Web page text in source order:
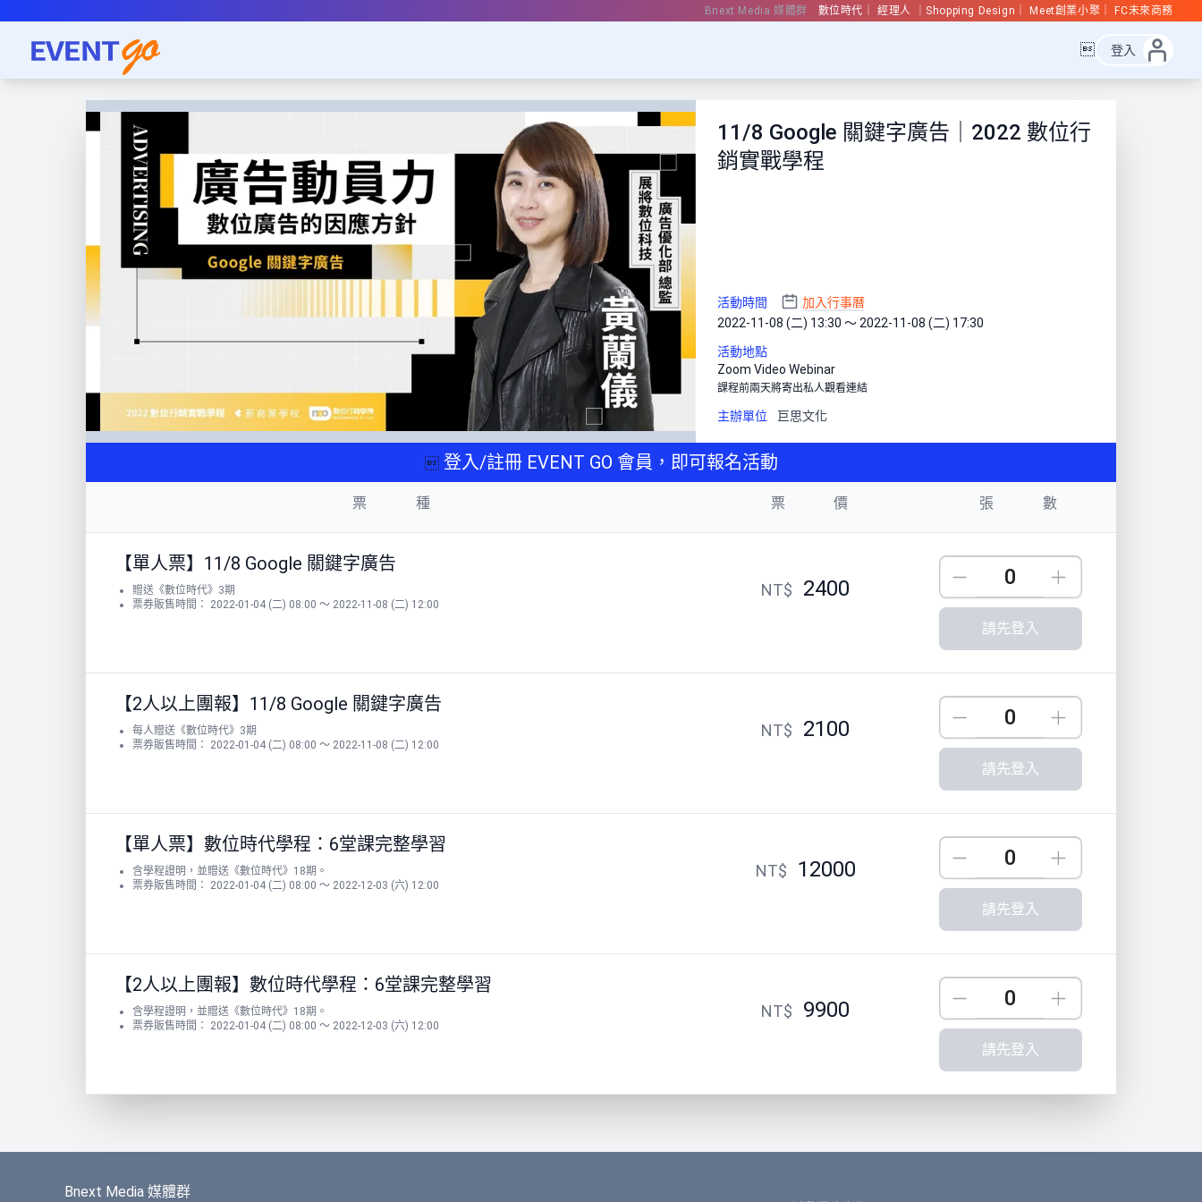
Bnext Media 媒體群 數位時代 經理人 Shopping Design Meet創業小聚 FC未來商務
 登入
11/8 Google 關鍵字廣告｜2022 數位行
銷實戰學程
活動時間
加入行事曆
2022-11-08 (二) 13:30 ～ 2022-11-08 (二) 17:30
活動地點
Zoom Video Webinar
課程前兩天將寄出私人觀看連結
主辦單位 巨思文化
登入/註冊 EVENT GO 會員，即可報名活動
票 種 票 價 張 數
【單人票】11/8 Google 關鍵字廣告
贈送《數位時代》3期
票券販售時間： 2022-01-04 (二) 08:00 ～ 2022-11-08 (二) 12:00
NT$ 2400 Down
請先登入
【2人以上團報】11/8 Google 關鍵字廣告
每人贈送《數位時代》3期
票券販售時間： 2022-01-04 (二) 08:00 ～ 2022-11-08 (二) 12:00
NT$ 2100 Down
請先登入
【單人票】數位時代學程：6堂課完整學習
含學程證明，並贈送《數位時代》18期。
票券販售時間： 2022-01-04 (二) 08:00 ～ 2022-12-03 (六) 12:00
NT$ 12000 Down
請先登入
【2人以上團報】數位時代學程：6堂課完整學習
含學程證明，並贈送《數位時代》18期。
票券販售時間： 2022-01-04 (二) 08:00 ～ 2022-12-03 (六) 12:00
NT$ 9900 Down
請先登入
Bnext Media 媒體群